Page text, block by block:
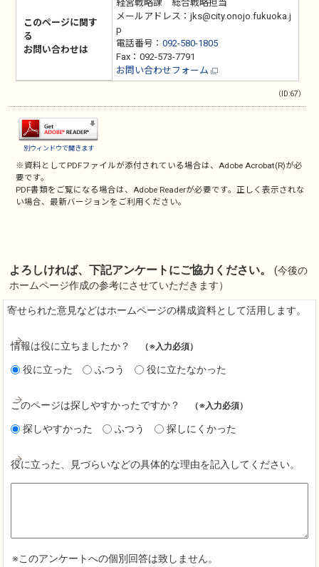
このページに関す
る
お問い合わせは
経営戦略課 総合戦略担当
メールアドレス：jks@city.onojo.fukuoka.j
p
電話番号： 092-580-1805
Fax：092-573-7791
お問い合わせフォーム
（ID:67）
別ウィンドウで開きます
※資料としてPDFファイルが添付されている場合は、 Adobe Acrobat(R)が必
要です。
PDF書類をご覧になる場合は、 Adobe Readerが必要です。正しく表示されな
い場合、最新バージョンをご利用ください。